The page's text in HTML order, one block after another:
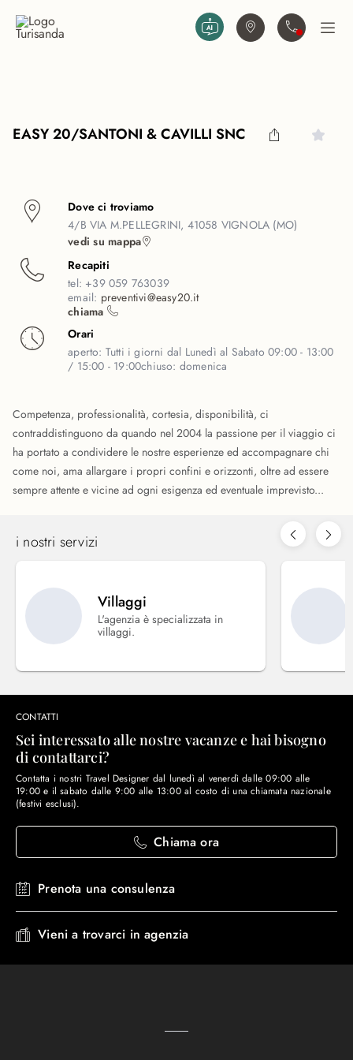
Trova agenziaContattaciApri
EASY 20/SANTONI & CAVILLI SNC
Dove ci troviamo
4/B VIA M.PELLEGRINI, 41058 VIGNOLA (MO)
vedi su mappa
Recapiti
tel: +39 059 763039
email: preventivi@easy20.it
chiama
Orari
aperto: Tutti i giorni dal Lunedì al Sabato 09:00 - 13:00
/ 15:00 - 19:00chiuso: domenica
Competenza, professionalità, cortesia, disponibilità, ci
contraddistinguono da quando nel 2004 la passione per il viaggio ci
ha portato a condividere le nostre esperienze ed accompagnare chi
come noi, ama allargare i propri confini e orizzonti, oltre ad essere
sempre attente e vicine ad ogni esigenza ed eventuale imprevisto...
i nostri servizi
Villaggi
L'agenzia è specializzata in
villaggi.
CONTATTI
Sei interessato alle nostre vacanze e hai bisogno
di contattarci?
Contatta i nostri Travel Designer dal lunedì al venerdì dalle 09:00 alle
19:00 e il sabato dalle 9:00 alle 13:00 al costo di una chiamata nazionale
(festivi esclusi).
Chiama ora
Prenota una consulenza
Vieni a trovarci in agenzia